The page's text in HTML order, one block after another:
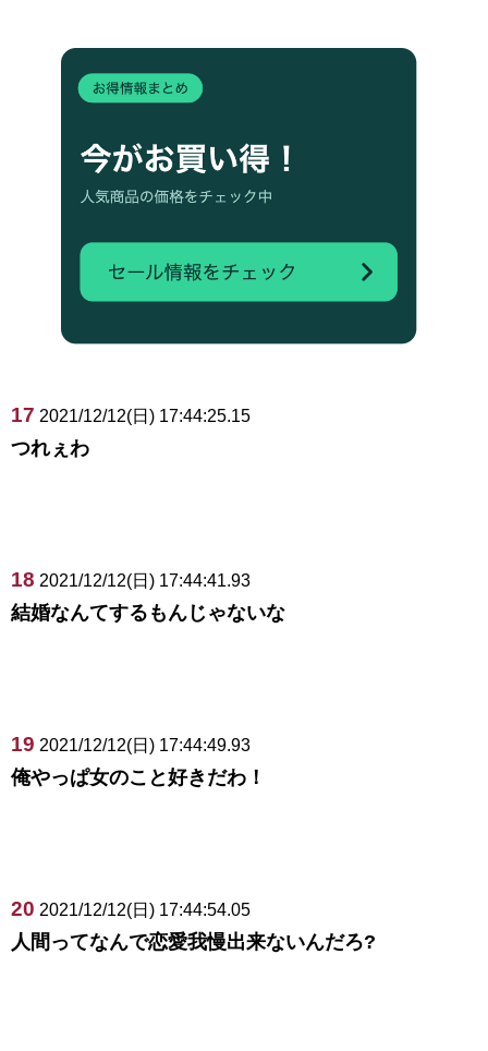
17 2021/12/12(日) 17:44:25.15
つれぇわ
18 2021/12/12(日) 17:44:41.93
結婚なんてするもんじゃないな
19 2021/12/12(日) 17:44:49.93
俺やっぱ女のこと好きだわ！
20 2021/12/12(日) 17:44:54.05
人間ってなんで恋愛我慢出来ないんだろ?